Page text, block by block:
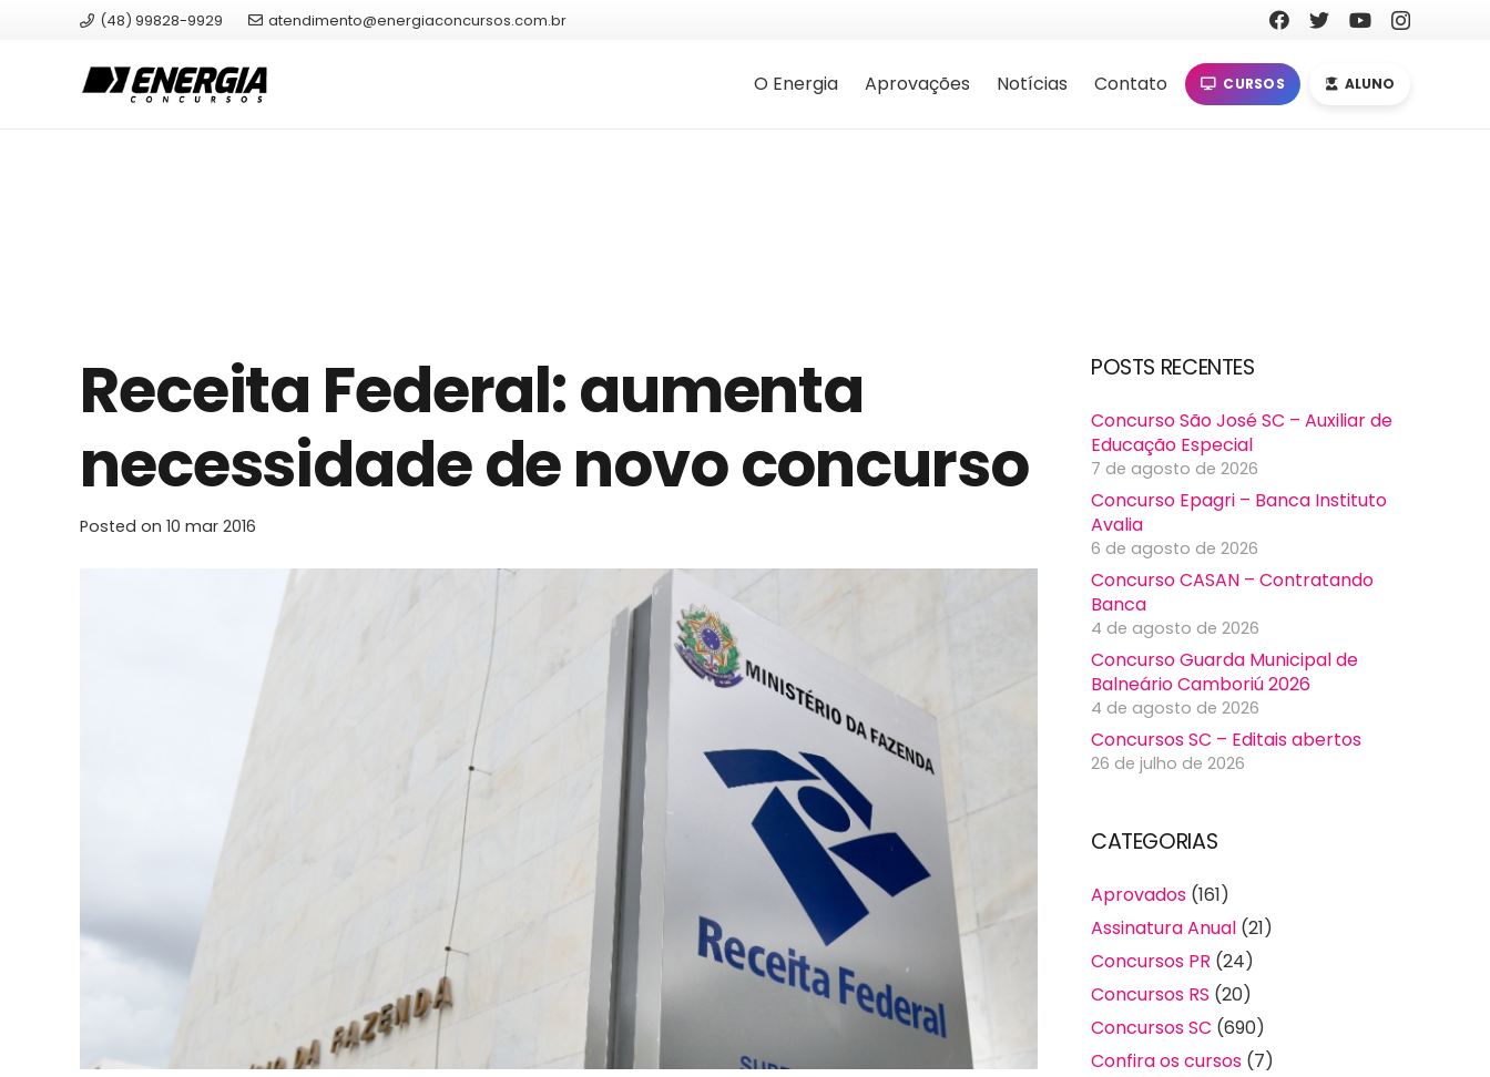
(48) 99828-9929 atendimento@energiaconcursos.com.br
O Energia Aprovações Notícias Contato CURSOS ALUNO
Receita Federal: aumenta
necessidade de novo concurso
Posted on 10 mar 2016
POSTS RECENTES
Concurso São José SC – Auxiliar de
Educação Especial
7 de agosto de 2026
Concurso Epagri – Banca Instituto
Avalia
6 de agosto de 2026
Concurso CASAN – Contratando
Banca
4 de agosto de 2026
Concurso Guarda Municipal de
Balneário Camboriú 2026
4 de agosto de 2026
Concursos SC – Editais abertos
26 de julho de 2026
CATEGORIAS
Aprovados (161)
Assinatura Anual (21)
Concursos PR (24)
Concursos RS (20)
Concursos SC (690)
Confira os cursos (7)